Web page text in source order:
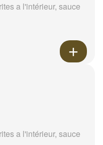
a l'intérieur, sauce
a l'intérieur, sauce